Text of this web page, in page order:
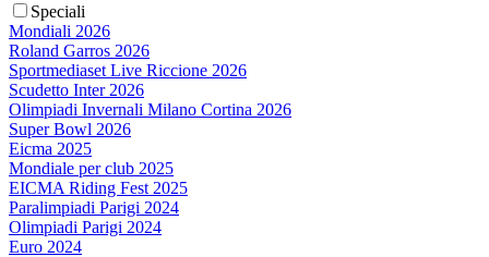
Speciali
Mondiali 2026
Roland Garros 2026
Sportmediaset Live Riccione 2026
Scudetto Inter 2026
Olimpiadi Invernali Milano Cortina 2026
Super Bowl 2026
Eicma 2025
Mondiale per club 2025
EICMA Riding Fest 2025
Paralimpiadi Parigi 2024
Olimpiadi Parigi 2024
Euro 2024